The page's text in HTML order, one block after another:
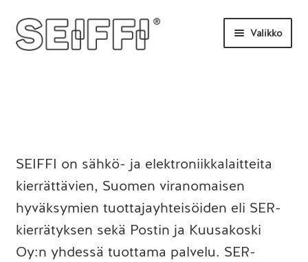
Siirry
navigointiin
Siirry
sisältöön
Valikko
Etusivu
SEIFFI on sähkö- ja elektroniikkalaitteita
kierrättävien, Suomen viranomaisen
hyväksymien tuottajayhteisöiden eli SER-
kierrätyksen sekä Postin ja Kuusakoski
Oy:n yhdessä tuottama palvelu. SER-